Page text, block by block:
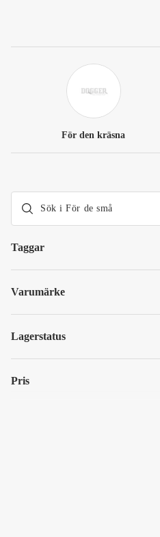
För den kräsna
Taggar
Varumärke
Lagerstatus
Pris